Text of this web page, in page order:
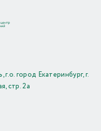
город Екатеринбург, г.
стр. 2а